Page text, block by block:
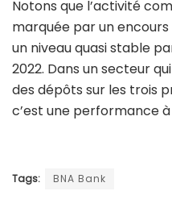
Notons que l’activité
marquée par un encours
un niveau quasi stable
2022. Dans un secteur
des dépôts sur les trois
c’est une performance à
Tags: BNA Bank